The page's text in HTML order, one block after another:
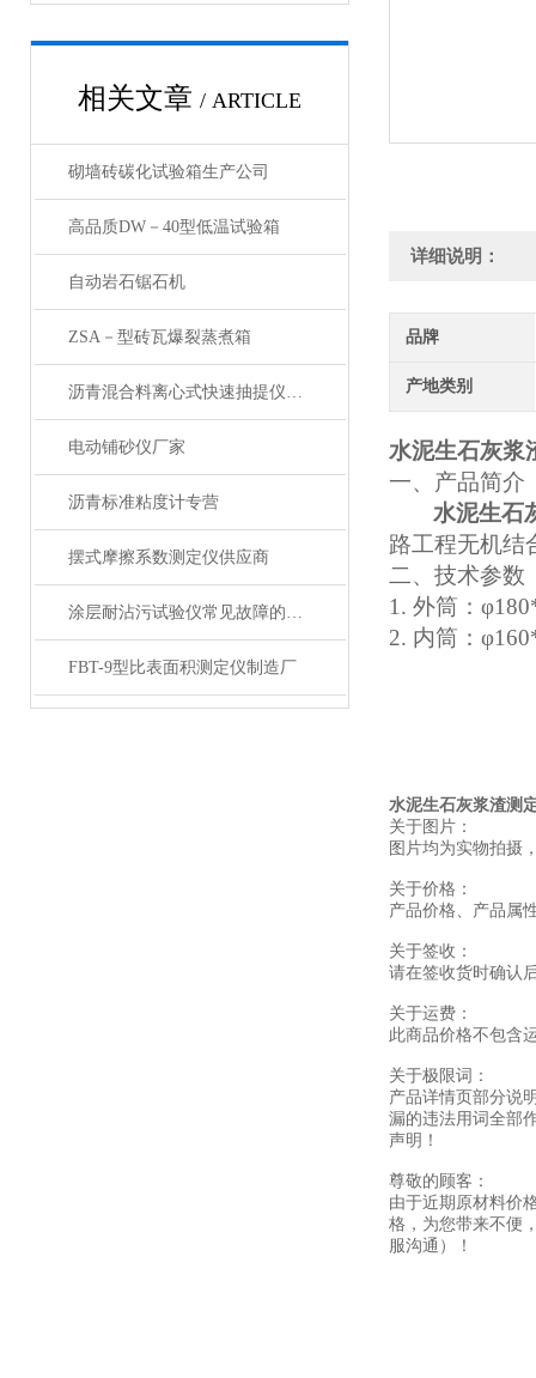
相关文章 / ARTICLE
砌墙砖碳化试验箱生产公司
高品质DW－40型低温试验箱
自动岩石锯石机
ZSA－型砖瓦爆裂蒸煮箱
沥青混合料离心式快速抽提仪批发信息
电动铺砂仪厂家
沥青标准粘度计专营
摆式摩擦系数测定仪供应商
涂层耐沾污试验仪常见故障的快速诊断与精准解决方法分享
FBT-9型比表面积测定仪制造厂
详细说明：
品牌
产地类别
水泥生石灰浆
一、 产品简介
水泥生石
路工程无机结
二、 技术参数
1. 外筒 ： φ
2. 内筒：
水泥生石灰浆渣测
关于图片：
图片均为实物拍摄
关于价格：
产品价格、产品属
关于签收：
请在签收货时确认
关于运费：
此商品价格不包含
关于极限词：
产品详情页部分说
漏的违法用词全部
声明！
尊敬的顾客：
由于近期原材料价
格，为您带来不便
服沟通）！